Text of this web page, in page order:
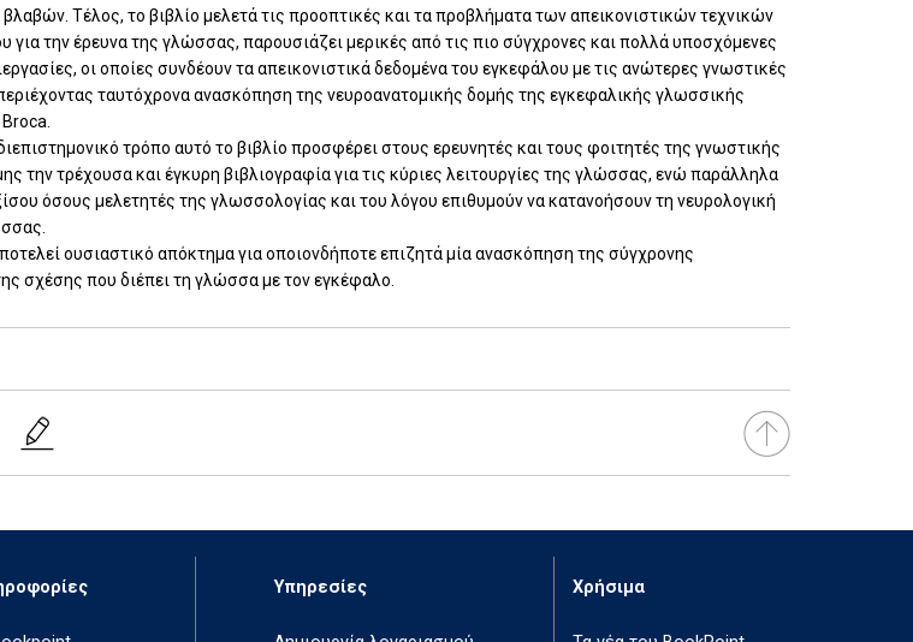
Τέλος, το βιβλίο μελετά τις προοπτικές και τα προβλήματα των απεικονιστικών τεχνικών
για την έρευνα της γλώσσας, παρουσιάζει μερικές από τις πιο σύγχρονες και πολλά υποσχόμενες
οι οποίες συνδέουν τα απεικονιστικά δεδομένα του εγκεφάλου με τις ανώτερες γνωστικές
ταυτόχρονα ανασκόπηση της νευροανατομικής δομής της εγκεφαλικής γλωσσικής
τρόπο αυτό το βιβλίο προσφέρει στους ερευνητές και τους φοιτητές της γνωστικής
την τρέχουσα και έγκυρη βιβλιογραφία για τις κύριες λειτουργίες της γλώσσας, ενώ παράλληλα
όσους μελετητές της γλωσσολογίας και του λόγου επιθυμούν να κατανοήσουν τη νευρολογική
ουσιαστικό απόκτημα για οποιονδήποτε επιζητά μία ανασκόπηση της σύγχρονης
σχέσης που διέπει τη γλώσσα με τον εγκέφαλο.
Υπηρεσίες Χρήσιμα